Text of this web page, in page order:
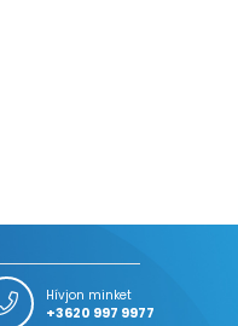
Hívjon minket
+3620 997 9977